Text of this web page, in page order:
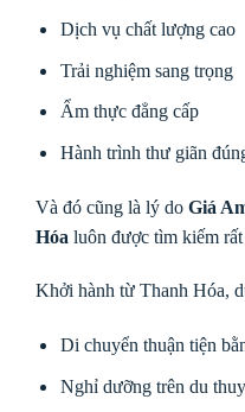
Dịch vụ chất lượng cao
Trải nghiệm sang trọng
Ẩm thực đẳng cấp
Hành trình thư giãn
Và đó cũng là lý do Giá
Hóa luôn được tìm kiếm
Khởi hành từ Thanh Hóa,
Di chuyển thuận tiện
Nghỉ dưỡng trên du